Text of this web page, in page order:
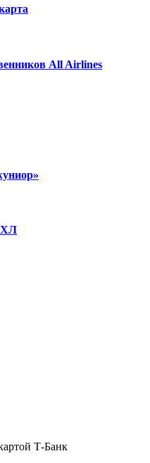
All Airlines
Т-Банк